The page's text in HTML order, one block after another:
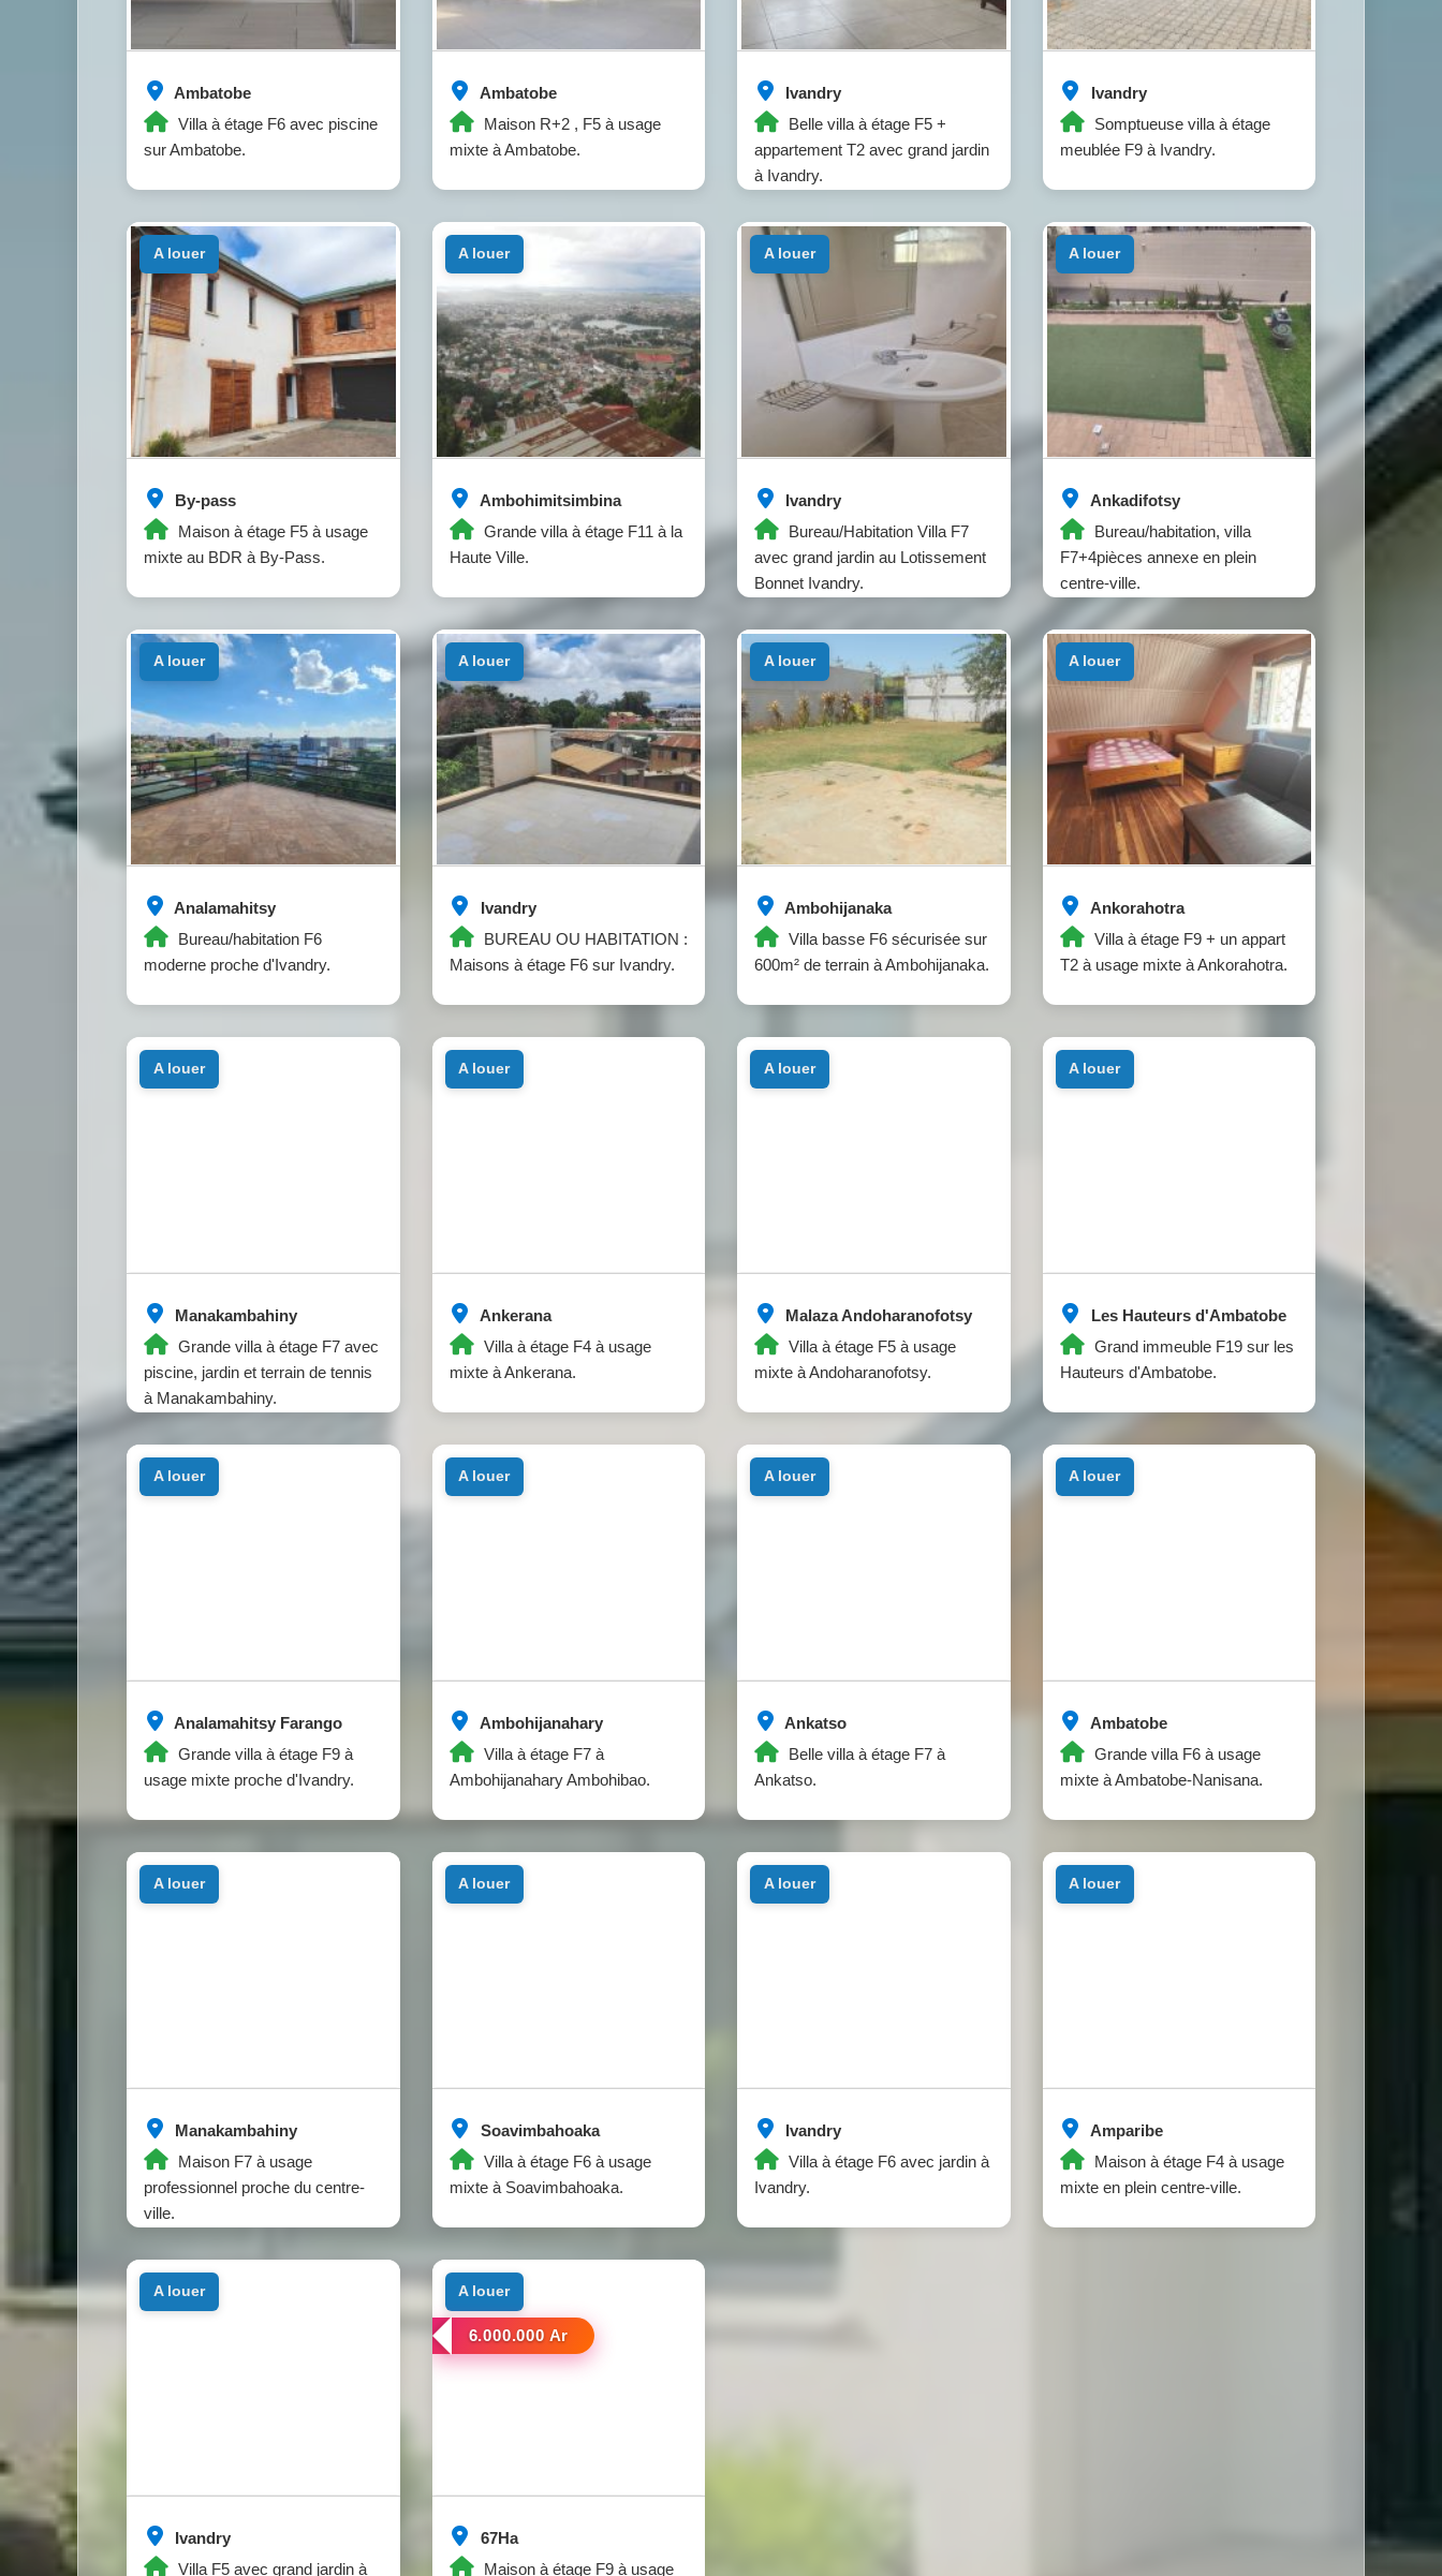
Ambatobe
Villa à étage F6 avec piscine
sur Ambatobe.
Ambatobe
Maison R+2 , F5 à usage
mixte à Ambatobe.
Ivandry
Belle villa à étage F5 +
appartement T2 avec grand jardin
à Ivandry.
Ivandry
Somptueuse villa à étage
meublée F9 à Ivandry.
By-pass
Maison à étage F5 à usage
mixte au BDR à By-Pass.
a louer
Ambohimitsimbina
Grande villa à étage F11 à la
Haute Ville.
a louer
Ivandry
Bureau/Habitation Villa F7
avec grand jardin au Lotissement
Bonnet Ivandry.
a louer
Ankadifotsy
Bureau/habitation, villa
F7+4pièces annexe en plein
centre-ville.
a louer
Analamahitsy
Bureau/habitation F6
moderne proche d'Ivandry.
a louer
Ivandry
BUREAU OU HABITATION :
Maisons à étage F6 sur Ivandry.
a louer
Ambohijanaka
Villa basse F6 sécurisée sur
600m² de terrain à Ambohijanaka.
a louer
Ankorahotra
Villa à étage F9 + un appart
T2 à usage mixte à Ankorahotra.
a louer
Manakambahiny
Grande villa à étage F7 avec
piscine, jardin et terrain de tennis
à Manakambahiny.
a louer
Ankerana
Villa à étage F4 à usage
mixte à Ankerana.
a louer
Malaza Andoharanofotsy
Villa à étage F5 à usage
mixte à Andoharanofotsy.
a louer
Les Hauteurs d'Ambatobe
Grand immeuble F19 sur les
Hauteurs d'Ambatobe.
a louer
Analamahitsy Farango
Grande villa à étage F9 à
usage mixte proche d'Ivandry.
a louer
Ambohijanahary
Villa à étage F7 à
Ambohijanahary Ambohibao.
a louer
Ankatso
Belle villa à étage F7 à
Ankatso.
a louer
Ambatobe
Grande villa F6 à usage
mixte à Ambatobe-Nanisana.
a louer
Manakambahiny
Maison F7 à usage
professionnel proche du centre-
ville.
a louer
Soavimbahoaka
Villa à étage F6 à usage
mixte à Soavimbahoaka.
a louer
Ivandry
Villa à étage F6 avec jardin à
Ivandry.
a louer
Amparibe
Maison à étage F4 à usage
mixte en plein centre-ville.
a louer
Ivandry
Villa F5 avec grand jardin à
a louer
67Ha
Maison à étage F9 à usage
a louer
6.000.000 Ar